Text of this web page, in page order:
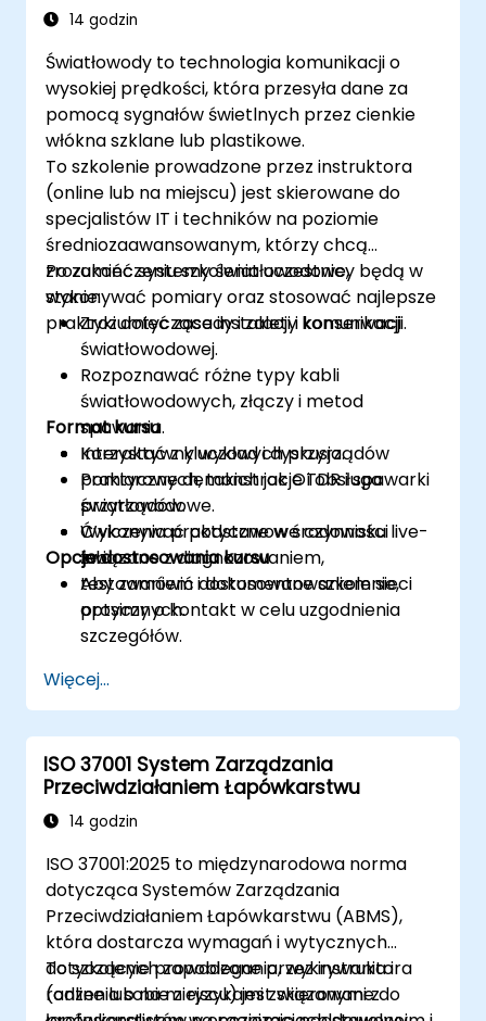
14 godzin
Światłowody to technologia komunikacji o
wysokiej prędkości, która przesyła dane za
pomocą sygnałów świetlnych przez cienkie
włókna szklane lub plastikowe.
To szkolenie prowadzone przez instruktora
(online lub na miejscu) jest skierowane do
specjalistów IT i techników na poziomie
średniozaawansowanym, którzy chcą
zrozumieć systemy światłowodowe,
wykonywać pomiary oraz stosować najlepsze
praktyki dotyczące instalacji i konserwacji.
Po zakończeniu szkolenia uczestnicy będą w
stanie:
Zrozumieć zasady i zalety komunikacji
światłowodowej.
Rozpoznawać różne typy kabli
światłowodowych, złączy i metod
spawania.
Korzystać z kluczowych przyrządów
pomiarowych, takich jak OTDR i spawarki
światłowodowe.
Wykonywać podstawowe czynności
związane z diagnozowaniem,
testowaniem i dokumentowaniem sieci
optycznych.
Format kursu
Interaktywny wykład i dyskusja.
Praktyczne demonstracje i obsługa
przyrządów.
Ćwiczenia praktyczne w środowisku live-
lab.
Opcje dostosowania kursu
Aby zamówić dostosowane szkolenie,
prosimy o kontakt w celu uzgodnienia
szczegółów.
Więcej...
ISO 37001 System Zarządzania
Przeciwdziałaniem Łapówkarstwu
14 godzin
ISO 37001:2025 to międzynarodowa norma
dotycząca Systemów Zarządzania
Przeciwdziałaniem Łapówkarstwu (ABMS),
która dostarcza wymagań i wytycznych
dotyczących zapobiegania, wykrywania i
radzenia sobie z ryzykami związanymi z
To szkolenie prowadzone przez instruktora
(online lub na miejscu) jest skierowane do